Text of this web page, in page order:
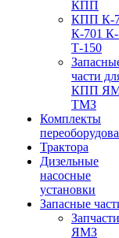
КПП
КПП К-
К-701
Т-150
части
КПП
ТМЗ
Комплекты
Трактора
Дизельные
насосные
установки
Запасные
Запчасти
ЯМЗ